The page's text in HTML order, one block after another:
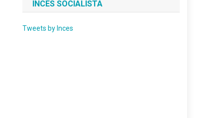
INCES SOCIALISTA
Tweets by Inces